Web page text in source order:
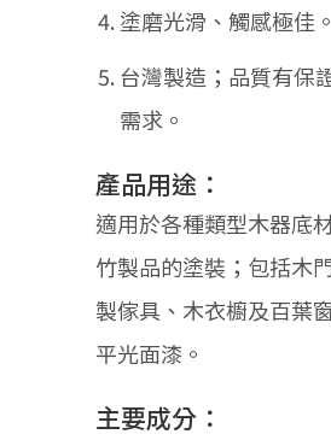
塗磨光滑、觸感極佳。
台灣製造；品質有保
需求。
產品用途：
適用於各種類型木器底
竹製品的塗裝；包括木
製傢具、木衣櫥及百葉
平光面漆。
主要成分：